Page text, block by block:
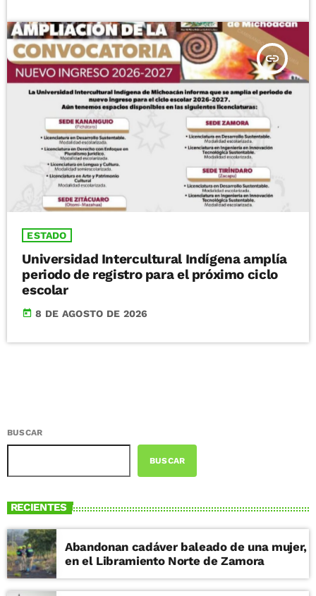
insert_link
ESTADO
Universidad Intercultural Indígena amplía
periodo de registro para el próximo ciclo
escolar
today 8 DE AGOSTO DE 2026
BUSCAR
BUSCAR
RECIENTES
Abandonan cadáver baleado de una mujer,
en el Libramiento Norte de Zamora